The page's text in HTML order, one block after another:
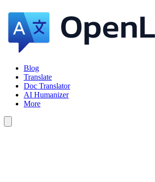
Blog
Translate
Doc Translator
AI Humanizer
More